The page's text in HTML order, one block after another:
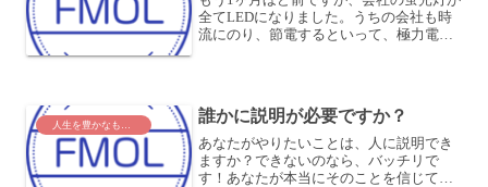
全てLEDになりました。うちの会社も時
流にのり、節電するといって、極力電気
曇や雨の日はさすがに...
人生を豊かなものに 誰かに説明が必要ですか？
あなたがやりたいことは、人に説明でき
ますか？できないのなら、バッチリで
す！あなたが本当にそのことを信じてい